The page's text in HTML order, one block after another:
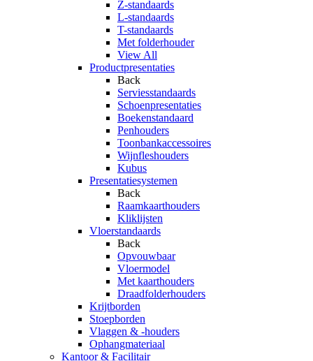
Z-standaards
L-standaards
T-standaards
Met folderhouder
View All
Productpresentaties
Back
Serviesstandaards
Schoenpresentaties
Boekenstandaard
Penhouders
Toonbankaccessoires
Wijnfleshouders
Kubus
Presentatiesystemen
Back
Raamkaarthouders
Kliklijsten
Vloerstandaards
Back
Opvouwbaar
Vloermodel
Met kaarthouders
Draadfolderhouders
Krijtborden
Stoepborden
Vlaggen & -houders
Ophangmateriaal
Kantoor & Facilitair